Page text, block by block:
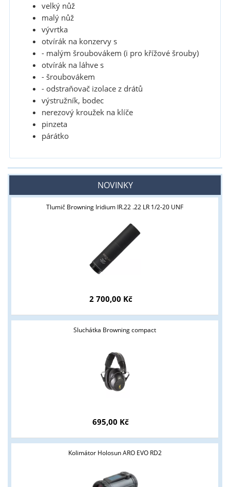
velký nůž
malý nůž
vývrtka
otvírák na konzervy s
- malým šroubovákem (i pro křížové šrouby)
otvírák na láhve s
- šroubovákem
- odstraňovač izolace z drátů
výstružník, bodec
nerezový kroužek na klíče
pinzeta
párátko
NOVINKY
Tlumič Browning Iridium IR.22 .22 LR 1/2-20 UNF
2 700,00 Kč
Sluchátka Browning compact
695,00 Kč
Kolimátor Holosun ARO EVO RD2